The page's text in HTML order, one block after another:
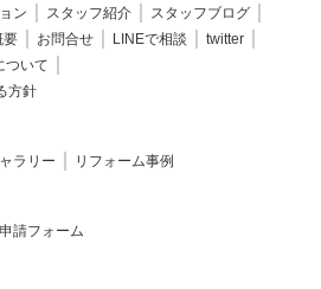
ン スタッフ紹介
スタッフブログ
要 お問合せ LINEで相談
twitter
ついて
方針
ラリー リフォーム事例
請フォーム